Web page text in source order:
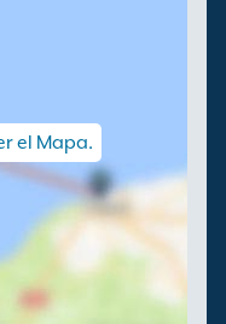
el Mapa.